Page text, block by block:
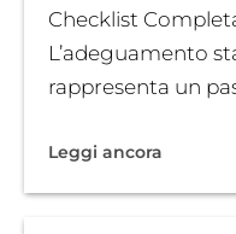
Checklist
L’adeguamento
rappresenta un
Leggi ancora